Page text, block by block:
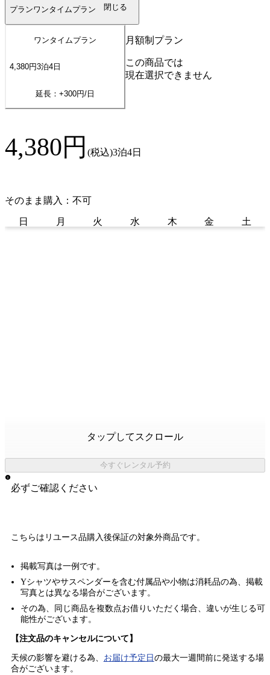
プランワンタイムプラン 閉じる
ワンタイムプラン
4,380円3泊4 日
延長：+300円/日
月額制プラン
この商品では
現在選択できません
4,380円 (税込)3泊4日
そのまま購入：不可
日 月 火 水 木 金 土
タップしてスクロール
今すぐレンタル予約
必ずご確認ください
こちらはリユース品購入後保証の対象外商品です。
掲載写真は一例です。
Yシャツやサスペンダーを含む付属品や小物は消耗品の為、掲載
写真とは異なる場合がございます。
その為、同じ商品を複数点お借りいただく場合、違いが生じる可
能性がございます。
【注文品のキャンセルについて】
天候の影響を避ける為、 お届け予定日 の最大一週間前に発送する場
合がございます。